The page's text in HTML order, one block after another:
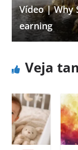
Vídeo | Why
earning
Veja